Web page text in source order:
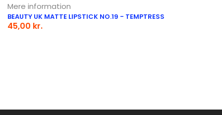
Mere information
BEAUTY UK MATTE LIPSTICK NO.19 - TEMPTRESS
45,00 kr.